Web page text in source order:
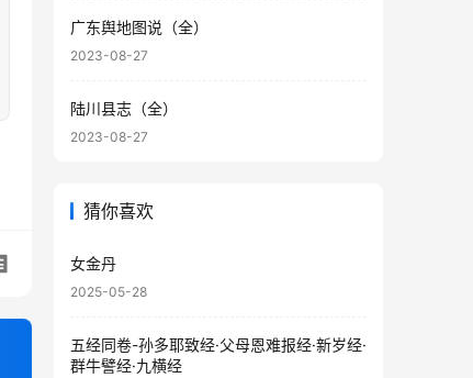
广东舆地图说（全）
2023-08-27
陆川县志（全）
2023-08-27
猜你喜欢
女金丹
2025-05-28
五经同卷-孙多耶致经·父母恩难报经·新岁经·
群牛譬经·九横经